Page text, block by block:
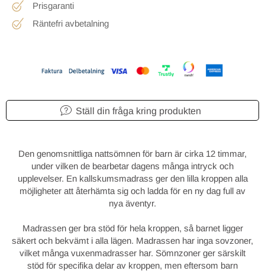
Prisgaranti
Räntefri avbetalning
Ställ din fråga kring produkten
Den genomsnittliga nattsömnen för barn är cirka 12 timmar,
under vilken de bearbetar dagens många intryck och
upplevelser. En kallskumsmadrass ger den lilla kroppen alla
möjligheter att återhämta sig och ladda för en ny dag full av
nya äventyr.
Madrassen ger bra stöd för hela kroppen, så barnet ligger
säkert och bekvämt i alla lägen. Madrassen har inga sovzoner,
vilket många vuxenmadrasser har. Sömnzoner ger särskilt
stöd för specifika delar av kroppen, men eftersom barn